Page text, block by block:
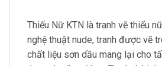
Thiếu Nữ KTN là tranh vẽ thiếu
nghệ thuật nude, tranh được vẽ
chất liệu sơn dầu mang lại cho